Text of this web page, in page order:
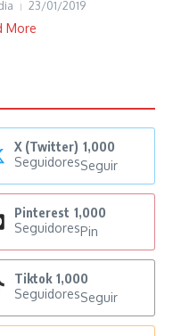
23/01/2019
More
X (Twitter) 1,000
SeguidoresSeguir
Pinterest 1,000
SeguidoresPin
Tiktok 1,000
SeguidoresSeguir